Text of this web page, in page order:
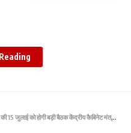
बड़ी बैठक केंद्रीय कैबिनेट मंत्री मनोहर लाल खट्टर भी करेंगे शिरकत – आदित्य कौठारी